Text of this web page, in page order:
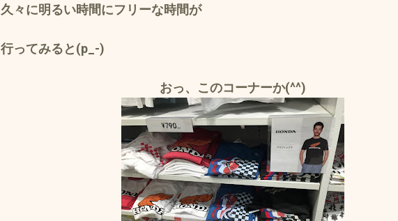
久々に明るい時間にフリーな時間が
行ってみると(p_-)
おっ、このコーナーか(^^)